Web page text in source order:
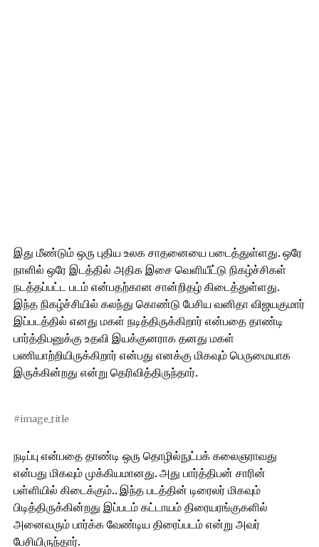
இது மீண்டும் ஒரு புதிய உலக சாதனையை படைத்துள்ளது. ஒரே
நாளில் ஒரே இடத்தில் அதிக இசை வெளியீட்டு நிகழ்ச்சிகள்
நடத்தப்பட்ட படம் என்பதற்கான சான்றிதழ் கிடைத்துள்ளது.
இந்த நிகழ்ச்சியில் கலந்து கொண்டு பேசிய வனிதா விஜயகுமார்
இப்படத்தில் எனது மகள் நடித்திருக்கிறார் என்பதை தாண்டி
பார்த்திபனுக்கு உதவி இயக்குனராக தனது மகள்
பணியாற்றியிருக்கிறார் என்பது எனக்கு மிகவும் பெருமையாக
இருக்கின்றது என்று தெரிவித்திருந்தார்.
#image_title
நடிப்பு என்பதை தாண்டி ஒரு தொழில்நுட்பக் கலைஞராவது
என்பது மிகவும் முக்கியமானது. அது பார்த்திபன் சாரின்
பள்ளியில் கிடைக்கும்.. இந்த படத்தின் டிரைலர் மிகவும்
பிடித்திருக்கின்றது இப்படம் கட்டாயம் திரையரங்குகளில்
அனைவரும் பார்க்க வேண்டிய திரைப்படம் என்று அவர்
பேசியிருந்தார்.